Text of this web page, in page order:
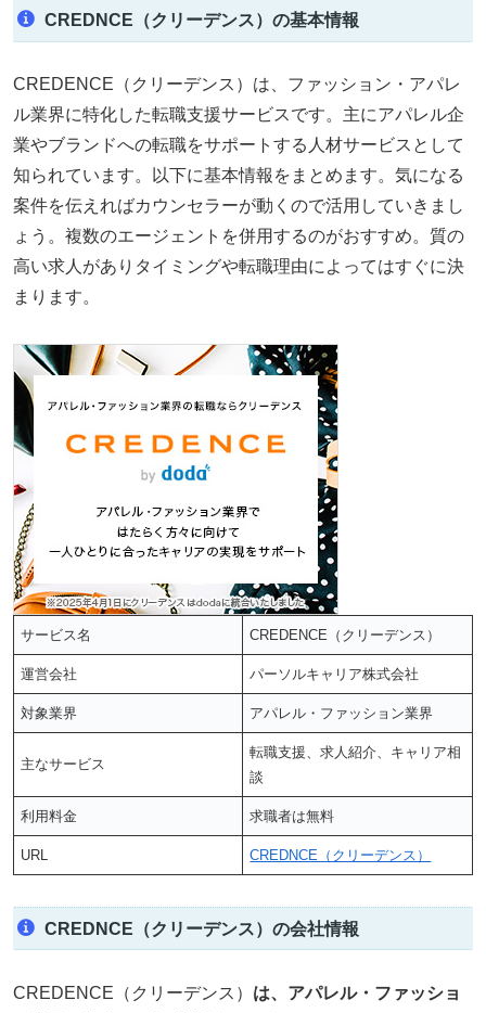
CREDNCE（クリーデンス）の基本情報
CREDENCE（クリーデンス）は、ファッション・アパレ
ル業界に特化した転職支援サービスです。主にアパレル企
業やブランドへの転職をサポートする人材サービスとして
知られています。以下に基本情報をまとめます。気になる
案件を伝えればカウンセラーが動くので活用していきまし
ょう。複数のエージェントを併用するのがおすすめ。質の
高い求人がありタイミングや転職理由によってはすぐに決
まります。
サービス名 CREDENCE（クリーデンス）
運営会社 パーソルキャリア株式会社
対象業界 アパレル・ファッション業界
主なサービス
転職支援、求人紹介、キャリア相
談
利用料金 求職者は無料
URL CREDNCE（クリーデンス）
CREDNCE（クリーデンス）の会社情報
CREDENCE（クリーデンス） は、アパレル・ファッショ